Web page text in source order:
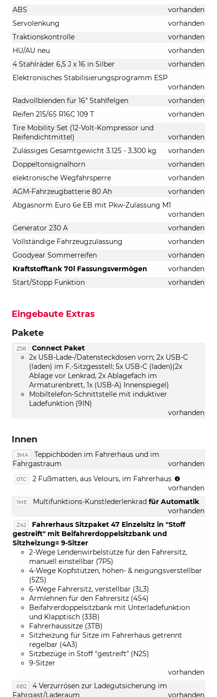
ABS
vorhanden
Servolenkung
vorhanden
Traktionskontrolle
vorhanden
HU/AU neu
vorhanden
4 Stahlräder 6,5 J x 16 in Silber
vorhanden
Elektronisches Stabilisierungsprogramm ESP
vorhanden
Radvollblenden für 16" Stahlfelgen
vorhanden
Reifen 215/65 R16C 109 T
vorhanden
Tire Mobility Set (12-Volt-Kompressor und
Reifendichtmittel)
vorhanden
Zulässiges Gesamtgewicht 3.125 - 3.300 kg
vorhanden
Doppeltonsignalhorn
vorhanden
elektronische Wegfahrsperre
vorhanden
AGM-Fahrzeugbatterie 80 Ah
vorhanden
Abgasnorm Euro 6e EB mit Pkw-Zulassung M1
vorhanden
Generator 230 A
vorhanden
Vollständige Fahrzeugzulassung
vorhanden
Goodyear Sommerreifen
vorhanden
Kraftstofftank 70l Fassungsvermögen
vorhanden
Start/Stopp Funktion
vorhanden
Eingebaute Extras
Pakete
Z58
Connect Paket
2x USB-Lade-/Datensteckdosen vorn; 2x USB-C
(laden) im F.-Sitzgesstell; 5x USB-C (laden)(2x
Ablage vor Lenkrad, 2x Ablagefach im
Armaturenbrett, 1x (USB-A) Innenspiegel)
Mobiltelefon-Schnittstelle mit induktiver
Ladefunktion (9IN)
vorhanden
Innen
3MA
Teppichboden im Fahrerhaus und im
Fahrgastraum
vorhanden
0TC 2 Fußmatten, aus Velours, im Fahrerhaus
in
mit
[3MA]
und
vorhanden
1ME Multifunktions-Kunstlederlenkrad für Automatik
vorhanden
Z42
Fahrerhaus Sitzpaket 47 Einzelsitz in "Stoff
gestreift" mit Beifahrerdoppelsitzbank und
Sitzheizung= 9-Sitzer
2-Wege Lendenwirbelstütze für den Fahrersitz,
manuell einstellbar (7P5)
4-Wege Kopfstützen, höhen- & neigungsverstellbar
(5ZS)
6-Wege Fahrersitz, verstellbar (3L3)
Armlehnen für den Fahrersitz (4S4)
Beifahrerdoppelsitzbank mit Unterladefunktion
und Klapptisch (33B)
Fahrerhaussitze (3TB)
Sitzheizung für Sitze im Fahrerhaus getrennt
regelbar (4A3)
Sitzbezüge in Stoff "gestreift" (N2S)
9-Sitzer
vorhanden
6B2
4 Verzurrösen zur Ladegutsicherung im
Fahrgast/Laderaum
vorhanden